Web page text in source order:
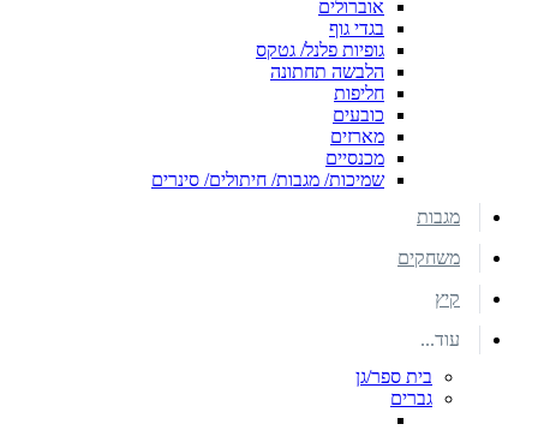
אוברולים
בגדי גוף
גופיות פלנל/ גטקס
הלבשה תחתונה
חליפות
כובעים
מארזים
מכנסיים
שמיכות/ מגבות/ חיתולים/ סינרים
מגבות
משחקים
קיץ
עוד...
בית ספר/גן
גברים